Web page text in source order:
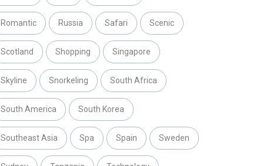
Romantic Russia Safari Scenic
Scotland Shopping Singapore
Skyline Snorkeling South Africa
South America South Korea
Southeast Asia Spa Spain Sweden